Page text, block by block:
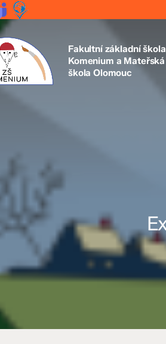
Fakultní základní škola
Komenium a Mateřská
škola Olomouc